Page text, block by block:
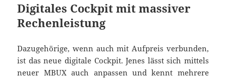
Digitales Cockpit mit massiver
Rechenleistung
Dazugehörige, wenn auch mit Aufpreis verbunden,
ist das neue digitale Cockpit. Jenes lässt sich mittels
neuer MBUX auch anpassen und kennt mehrere